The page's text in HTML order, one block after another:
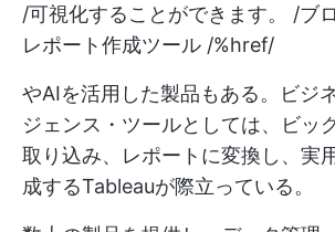
/可視化することができます。 /ブ
レポート作成ツール /%href/
やAIを活用した製品もある。ビジ
ジェンス・ツールとしては、ビッ
取り込み、レポートに変換し、実
成するTableauが際立っている。